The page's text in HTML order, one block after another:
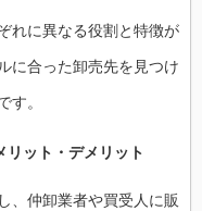
れに異なる役割と特徴が
に合った卸売先を見つけ
す。
リット・デメリット
、仲卸業者や買受人に販